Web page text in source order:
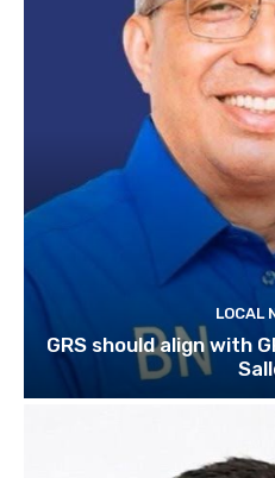
LOCAL
GRS should align with